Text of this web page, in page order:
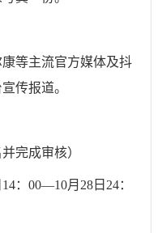
等主流官方媒体及抖
传报道。
完成审核）
：00—10月28日24：